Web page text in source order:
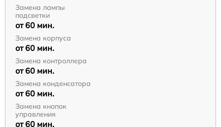
Замена лампы
подсветки
от 60 мин.
Замена корпуса
от 60 мин.
Замена контроллера
от 60 мин.
Замена конденсатора
от 60 мин.
Замена кнопок
управления
от 60 мин.